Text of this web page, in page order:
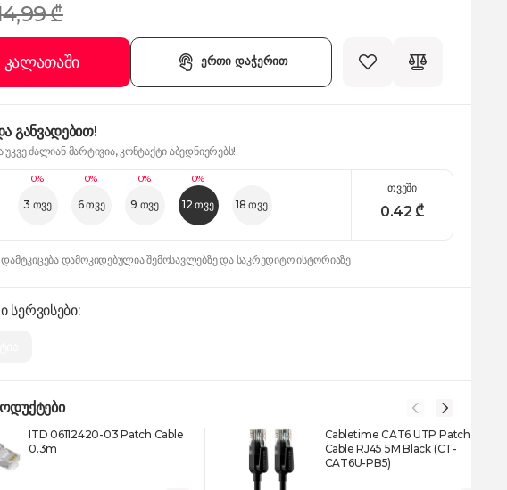
₾
კალათაში ერთი დაჭერით
განვადებით!
უკვე ძალიან მარტივია, კონტაქტი აბედნიერებს!
0%
3 თვე
0%
6 თვე
0%
9 თვე
0%
12 თვე 18 თვე
თვეში
0.42₾
დამტკიცება დამოკიდებულია შემოსავლებზე და საკრედიტო ისტორიაზე
სერვისები:
ITD 06112420-03 Patch Cable
0.3m
Cabletime CAT6 UTP Patch
Cable RJ45 5M Black (CT-
CAT6U-PB5)